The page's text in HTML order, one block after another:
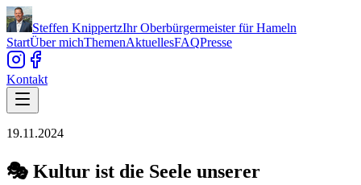
Steffen KnippertzIhr Oberbürgermeister für Hameln
StartÜber michThemenAktuellesFAQPresse
Kontakt
19.11.2024
🎭 Kultur ist die Seele unserer